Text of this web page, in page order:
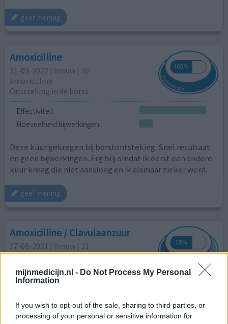
mijnmedicijn.nl - Do Not Process My Personal
Information
If you wish to opt-out of the sale, sharing to third parties, or
processing of your personal or sensitive information for
geef mening
Amoxicilline
31-03-2022 | Vrouw | 36
amoxicilline
Ontsteking in de borst
Effectiviteit
Hoeveelheid bijwerkingen
Deze kuur gekregen bij borstontsteking. Snel resultaat
en geen bijwerkingen. Erg blij omdat ik eerst een andere
kuur kreeg die niet aansloeg en ik alsmaar zieker werd.
geef mening
Amoxicilline / Clavulaanzuur
17-06-2021 | Vrouw | 31
amoxicilline / clavulaanzuur
Ontsteking in de borst